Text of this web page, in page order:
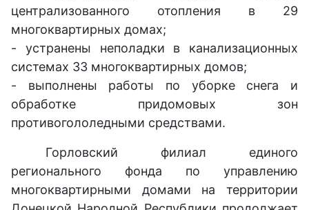
централизованного отопления в 29
многоквартирных домах;
- устранены неполадки в канализационных
системах 33 многоквартирных домов;
- выполнены работы по уборке снега и
обработке придомовых зон
противогололедными средствами.
Горловский филиал единого
регионального фонда по управлению
многоквартирными домами на территории